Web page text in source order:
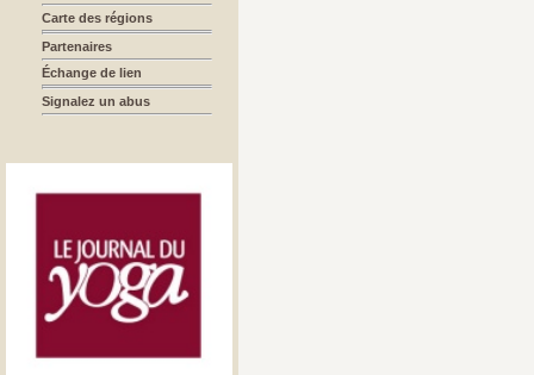
Carte des régions
Partenaires
Échange de lien
Signalez un abus